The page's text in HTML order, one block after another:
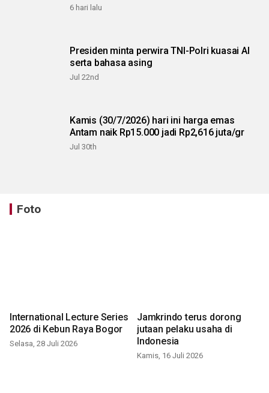
6 hari lalu
Presiden minta perwira TNI-Polri kuasai AI
serta bahasa asing
Jul 22nd
Kamis (30/7/2026) hari ini harga emas
Antam naik Rp15.000 jadi Rp2,616 juta/gr
Jul 30th
Foto
International Lecture Series
2026 di Kebun Raya Bogor
Selasa, 28 Juli 2026
Jamkrindo terus dorong
jutaan pelaku usaha di
Indonesia
Kamis, 16 Juli 2026